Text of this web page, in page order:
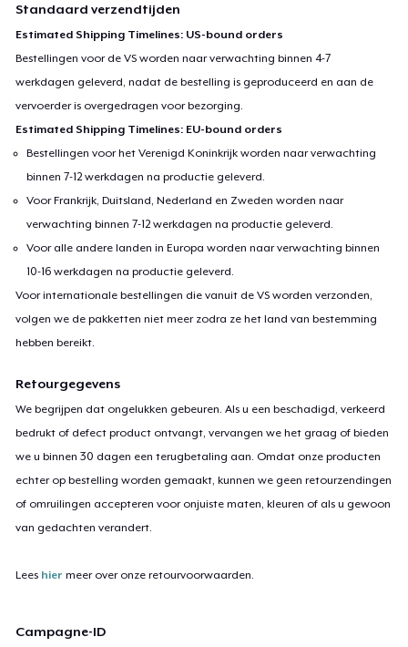
Standaard verzendtijden
Estimated Shipping Timelines: US-bound orders
Bestellingen voor de VS worden naar verwachting binnen 4-7
werkdagen geleverd, nadat de bestelling is geproduceerd en aan de
vervoerder is overgedragen voor bezorging.
Estimated Shipping Timelines: EU-bound orders
Bestellingen voor het Verenigd Koninkrijk worden naar verwachting
binnen 7-12 werkdagen na productie geleverd.
Voor Frankrijk, Duitsland, Nederland en Zweden worden naar
verwachting binnen 7-12 werkdagen na productie geleverd.
Voor alle andere landen in Europa worden naar verwachting binnen
10-16 werkdagen na productie geleverd.
Voor internationale bestellingen die vanuit de VS worden verzonden,
volgen we de pakketten niet meer zodra ze het land van bestemming
hebben bereikt.
Retourgegevens
We begrijpen dat ongelukken gebeuren. Als u een beschadigd, verkeerd
bedrukt of defect product ontvangt, vervangen we het graag of bieden
we u binnen 30 dagen een terugbetaling aan. Omdat onze producten
echter op bestelling worden gemaakt, kunnen we geen retourzendingen
of omruilingen accepteren voor onjuiste maten, kleuren of als u gewoon
van gedachten verandert.
Lees hier meer over onze retourvoorwaarden.
Campagne-ID